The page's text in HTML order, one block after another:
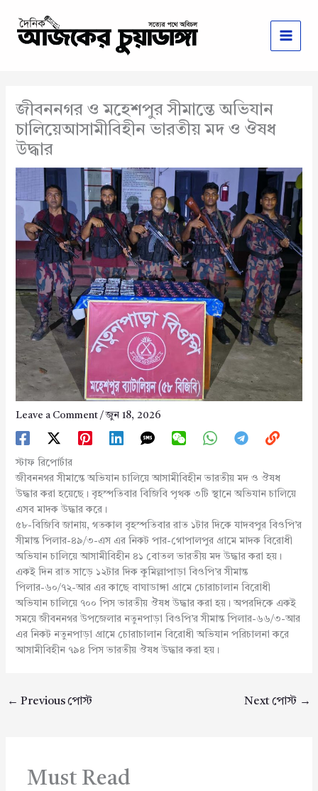
content
জীবননগর ও মহেশপুর সীমান্তে অভিযান
চালিয়েআসামীবিহীন ভারতীয় মদ ও ঔষধ
উদ্ধার
Leave a Comment /জুন 18, 2026
স্টাফ রিপোর্টার
জীবননগর সীমান্তে অভিযান চালিয়ে আসামীবিহীন ভারতীয় মদ ও ঔষধ
উদ্ধার করা হয়েছে। বৃহস্পতিবার বিজিবি পৃথক ৩টি স্থানে অভিযান চালিয়ে
এসব মাদক উদ্ধার করে।
৫৮-বিজিবি জানায়, গতকাল বৃহস্পতিবার রাত ১টার দিকে যাদবপুর বিওপি’র
সীমান্ত পিলার-৪৯/৩-এস এর নিকট পার-গোপালপুর গ্রামে মাদক বিরোধী
অভিযান চালিয়ে আসামীবিহীন ৪১ বোতল ভারতীয় মদ উদ্ধার করা হয়।
একই দিন রাত সাড়ে ১২টার দিক কুমিল্লাপাড়া বিওপি’র সীমান্ত
পিলার-৬০/৭২-আর এর কাছে বাঘাডাঙ্গা গ্রামে চোরাচালান বিরোধী
অভিযান চালিয়ে ৭০০ পিস ভারতীয় ঔষধ উদ্ধার করা হয়। অপরদিকে একই
সময়ে জীবননগর উপজেলার নতুনপাড়া বিওপি’র সীমান্ত পিলার-৬৬/৩-আর
এর নিকট নতুনপাড়া গ্রামে চোরাচালান বিরোধী অভিযান পরিচালনা করে
আসামীবিহীন ৭৯৪ পিস ভারতীয় ঔষধ উদ্ধার করা হয়।
← Previous পোস্ট Next পোস্ট →
Must Read